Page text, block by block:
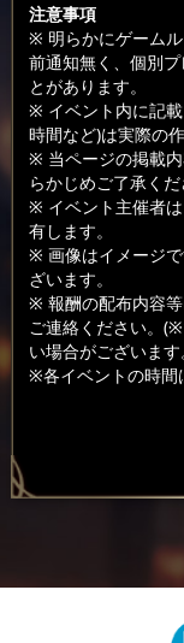
注意事項
※ 明らかにゲーム
前通知無く、個別
とがあります。
※ イベント内に記
時間など)は実際の
※ 当ページの掲載
らかじめご了承くだ
※ イベント主催者
有します。
※ 画像はイメージ
ざいます。
※ 報酬の配布内容
ご連絡ください。
い場合がございま
※各イベントの時間